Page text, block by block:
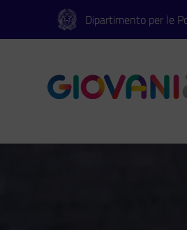
Vai al contenuto principale
Vai al footer Dipartimento per le